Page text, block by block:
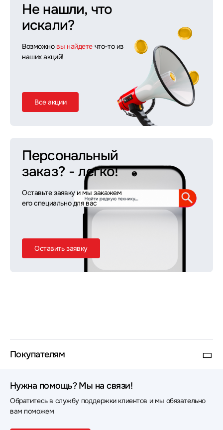
Не нашли, что
искали?
Возможно вы найдете что-то из
наших акций!
Все акции
Персональный
заказ? - легко!
Оставьте заявку и мы закажем
его специально для вас
Оставить заявку
Покупателям
Нужна помощь? Мы на связи!
Обратитесь в службу поддержки клиентов и мы обязательно
вам поможем